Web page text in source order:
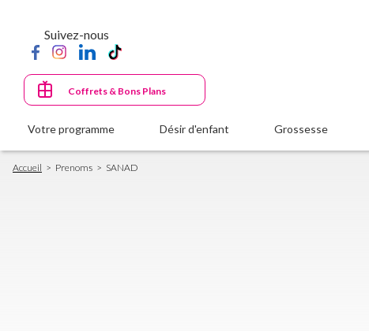
principal
Suivez-nous
Coffrets & Bons Plans
Votre programme Désir d'enfant Grossesse
Fil
d'Ariane
Accueil Prenoms SANAD